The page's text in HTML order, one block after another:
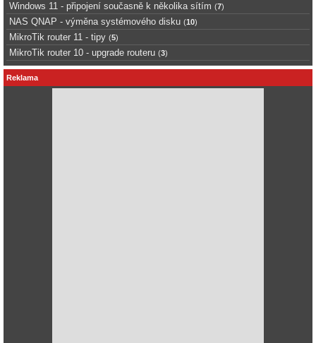
Windows 11 - připojení současně k několika sítím (7)
NAS QNAP - výměna systémového disku (10)
MikroTik router 11 - tipy (5)
MikroTik router 10 - upgrade routeru (3)
Reklama